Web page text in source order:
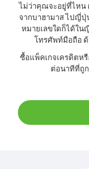
ไม่ว่าคุณจะอยู่ที่ไหน
จากบาฮามาส ไปญี่ปุ่
หมายเลขใดก็ได้ใน
โทรศัพท์มือถือ ด้
ซื้อแพ็คเกจเครดิตห
ต่อนาทีที่ถู